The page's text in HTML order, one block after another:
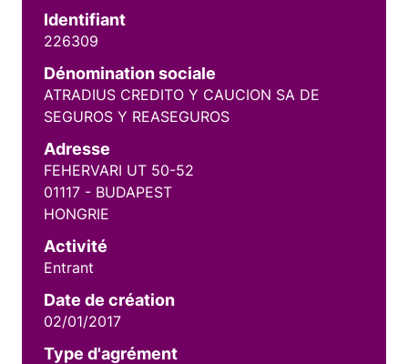
Identifiant
226309
Dénomination sociale
ATRADIUS CREDITO Y CAUCION SA DE
SEGUROS Y REASEGUROS
Adresse
FEHERVARI UT 50-52
01117 - BUDAPEST
HONGRIE
Activité
Entrant
Date de création
02/01/2017
Type d'agrément